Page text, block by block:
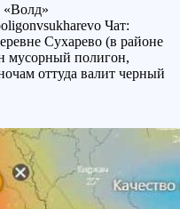
«Волд»
Чат:
Сухарево (в районе
мусорный полигон,
оттуда валит черный